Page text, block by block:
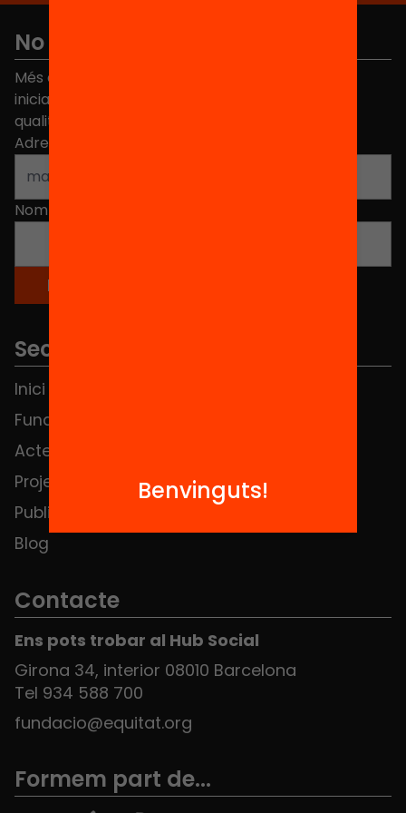
No et perdis res
Més de 40.000 persones ja han triat Equitat. Rep
iniciatives, propostes i projectes per millorar la
qualitat de l'educació a Catalunya.
Adreça electrònica
Nom
Seccions
Inici
Fundació
Actes
Projectes
Publicacions i vídeos
Blog
Contacte
Contacte
Ens pots trobar al Hub Social
Girona 34, interior 08010 Barcelona
Tel 934 588 700
fundacio@equitat.org
Formem part de...
Benvinguts!